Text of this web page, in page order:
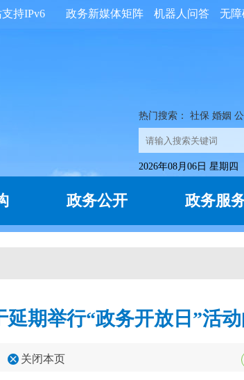
无
机器人问答
政务新媒体矩阵
支持IPv6
热门搜索： 社保 婚姻
2026年08月06日 星期四
政务公开 政务服
期举行“政务开放日”活
关闭本页